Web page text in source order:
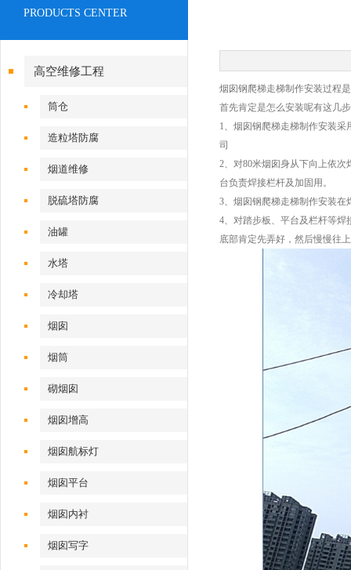
PRODUCTS CENTER
高空维修工程
筒仓
造粒塔防腐
烟道维修
脱硫塔防腐
油罐
水塔
冷却塔
烟囱
烟筒
砌烟囱
烟囱增高
烟囱航标灯
烟囱平台
烟囱内衬
烟囱写字
烟囱钢爬梯走梯制作安装过程
首先肯定是怎么安装呢有这几步
1、烟囱钢爬梯走梯制作安装
司
2、对80米烟囱身从下向上依
台负责焊接栏杆及加固用。
3、烟囱钢爬梯走梯制作安装
4、对踏步板、平台及栏杆等焊
底部肯定先弄好，然后慢慢往